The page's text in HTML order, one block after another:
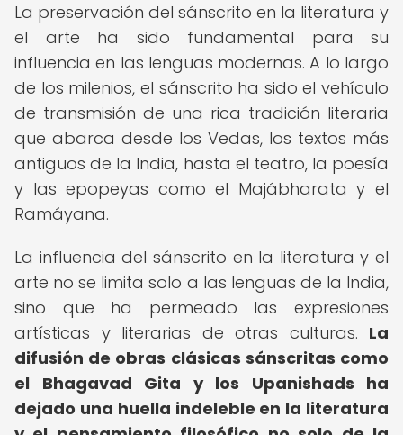
La preservación del sánscrito en la literatura y
el arte ha sido fundamental para su
influencia en las lenguas modernas. A lo largo
de los milenios, el sánscrito ha sido el vehículo
de transmisión de una rica tradición literaria
que abarca desde los Vedas, los textos más
antiguos de la India, hasta el teatro, la poesía
y las epopeyas como el Majábharata y el
Ramáyana.
La influencia del sánscrito en la literatura y el
arte no se limita solo a las lenguas de la India,
sino que ha permeado las expresiones
artísticas y literarias de otras culturas. La
difusión de obras clásicas sánscritas como
el Bhagavad Gita y los Upanishads ha
dejado una huella indeleble en la literatura